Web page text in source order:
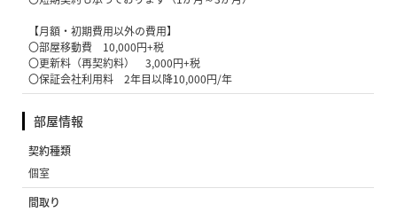
【月額・初期費用以外の費用】
〇部屋移動費 10,000円+税
〇更新料（再契約料） 3,000円+税
〇保証会社利用料 2年目以降10,000円/年
部屋情報
契約種類
個室
間取り